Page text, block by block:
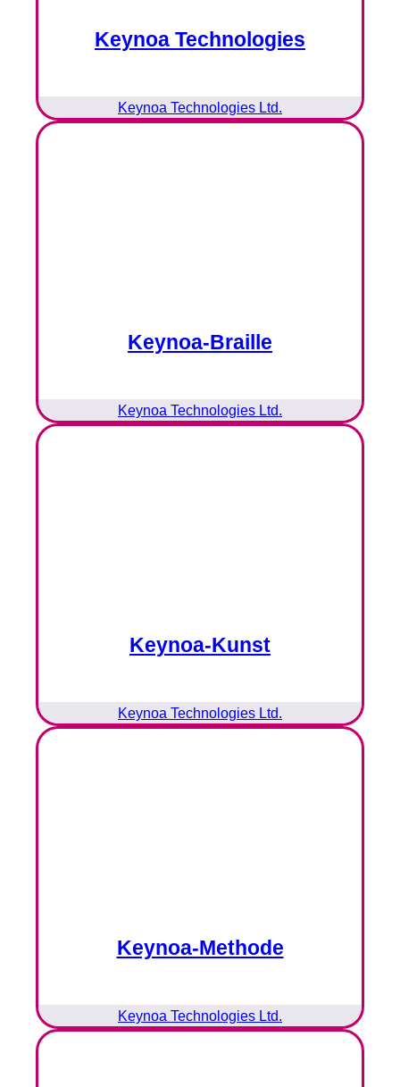
Keynoa Technologies
Keynoa Technologies Ltd.
Keynoa-Braille
Keynoa Technologies Ltd.
Keynoa-Kunst
Keynoa Technologies Ltd.
Keynoa-Methode
Keynoa Technologies Ltd.